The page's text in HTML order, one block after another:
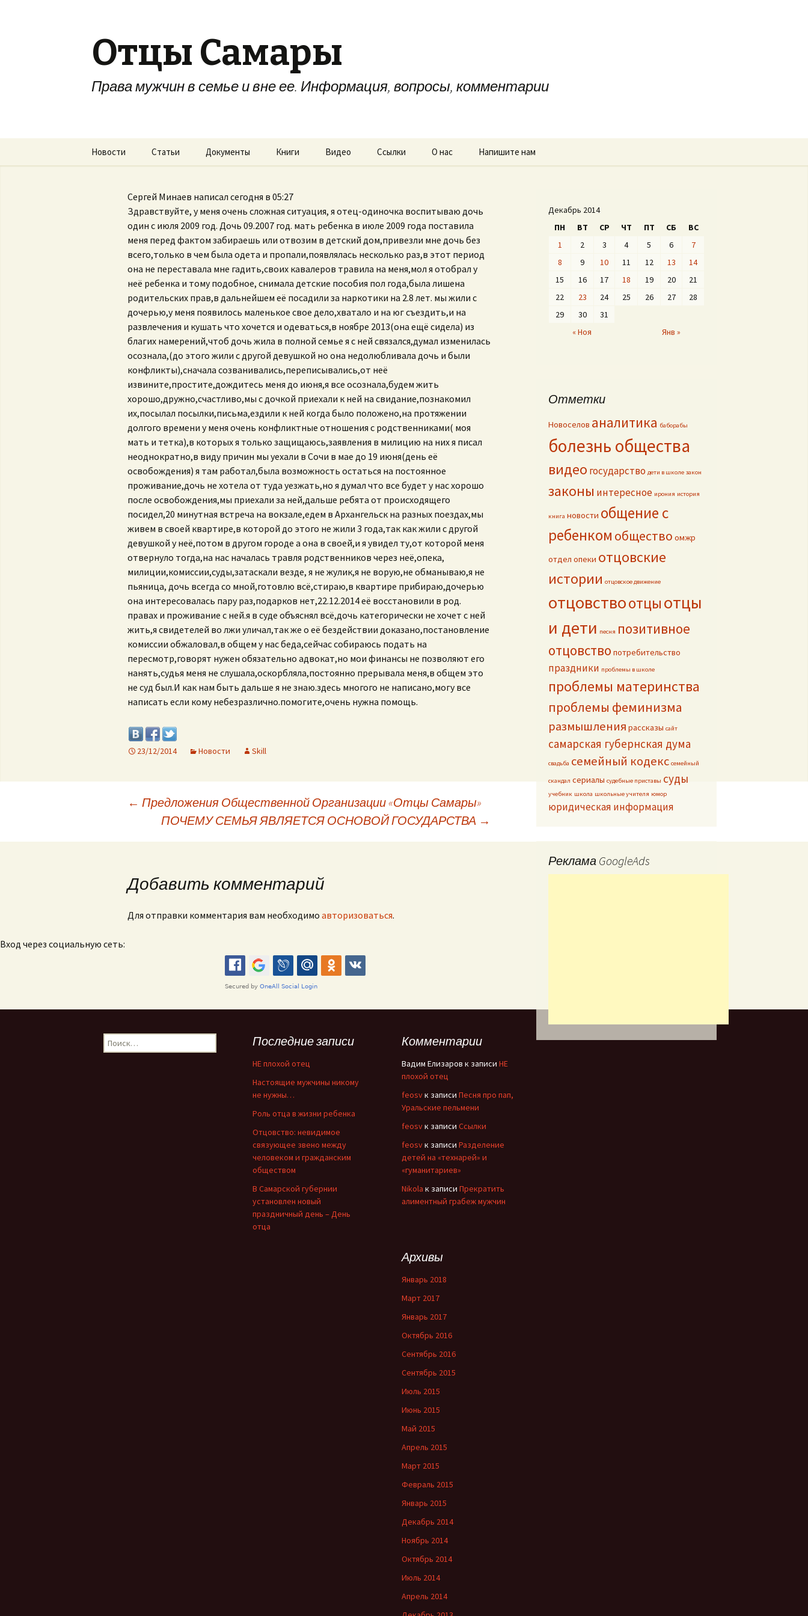
Отцы Самары
Права мужчин в семье и вне ее. Информация, вопросы, комментарии
Перейти к содержимому
Новости Статьи Документы Книги Видео Ссылки О нас Напишите нам
Сергей Минаев написал сегодня в 05:27
Здравствуйте, у меня очень сложная ситуация, я отец-одиночка воспитываю дочь
один с июля 2009 год. Дочь 09.2007 год. мать ребенка в июле 2009 года поставила
меня перед фактом забираешь или отвозим в детский дом,привезли мне дочь без
всего,только в чем была одета и пропали,появлялась несколько раз,в этот период
она не переставала мне гадить,своих кавалеров травила на меня,мол я отобрал у
неё ребенка и тому подобное, снимала детские пособия пол года,была лишена
родительских прав,в дальнейшем её посадили за наркотики на 2.8 лет. мы жили с
дочерью,у меня появилось маленькое свое дело,хватало и на юг съездить,и на
развлечения и кушать что хочется и одеваться,в ноябре 2013(она ещё сидела) из
благих намерений,чтоб дочь жила в полной семье я с ней связался,думал изменилась
осознала,(до этого жили с другой девушкой но она недолюбливала дочь и были
конфликты),сначала созванивались,переписывались,от неё
извините,простите,дождитесь меня до июня,я все осознала,будем жить
хорошо,дружно,счастливо,мы с дочкой приехали к ней на свидание,познакомил
их,посылал посылки,письма,ездили к ней когда было положено,на протяжении
долгого времени у меня очень конфликтные отношения с родственниками( моя
мать и тетка),в которых я только защищаюсь,заявления в милицию на них я писал
неоднократно,в виду причин мы уехали в Сочи в мае до 19 июня(день её
освобождения) я там работал,была возможность остаться на постоянное
проживание,дочь не хотела от туда уезжать,но я думал что все будет у нас хорошо
после освобождения,мы приехали за ней,дальше ребята от происходящего
посидел,20 минутная встреча на вокзале,едем в Архангельск на разных поездах,мы
живем в своей квартире,в которой до этого не жили 3 года,так как жили с другой
девушкой у неё,потом в другом городе а она в своей,и я увидел ту,от которой меня
отвернуло тогда,на нас началась травля родственников через неё,опека,
милиции,комиссии,суды,затаскали везде, я не жулик,я не ворую,не обманываю,я не
пьяница, дочь всегда со мной,готовлю всё,стираю,в квартире прибираю,дочерью
она интересовалась пару раз,подарков нет,22.12.2014 её восстановили в род.
правах и проживание с ней.я в суде объяснял всё,дочь категорически не хочет с ней
жить,я свидетелей во лжи уличал,так же о её бездействии доказано,постановление
комиссии обжаловал,в общем у нас беда,сейчас собираюсь подать на
пересмотр,говорят нужен обязательно адвокат,но мои финансы не позволяют его
нанять,судья меня не слушала,оскорбляла,постоянно прерывала меня,в общем это
не суд был.И как нам быть дальше я не знаю.здесь многого не написано,могу все
написать если кому небезразлично.помогите,очень нужна помощь.
23/12/2014 Новости Skill
Навигация по записям
← Предложения Общественной Организации «Отцы Самары»
ПОЧЕМУ СЕМЬЯ ЯВЛЯЕТСЯ ОСНОВОЙ ГОСУДАРСТВА →
Добавить комментарий
Для отправки комментария вам необходимо авторизоваться.
Вход через социальную сеть:
Декабрь 2014
ПН
ВТ СР ЧТ ПТ СБ ВС
« Ноя Янв »
1 2 3 4 5 6
7
8
9 10 11 12 13
14
15
16 17 18 19 20
21
22
23 24 25 26 27
28
29
30 31
Отметки
Новоселов аналитика баборабы
болезнь общества
видео государство дети в школе закон
законы интересное ирония история
книга новости общение с
ребенком общество омжр
отдел опеки отцовские
истории отцовское движение
отцовствоотцыотцы
и дети песня позитивное
отцовство потребительство
праздники проблемы в школе
проблемы материнства
проблемы феминизма
размышления рассказы сайт
самарская губернская дума
свадьба семейный кодекс семейный
скандал сериалы судебные приставы суды
учебник школа школьные учителя юмор
юридическая информация
Реклама GoogleAds
Найти: Последние записи
НЕ плохой отец
Настоящие мужчины никому
не нужны…
Роль отца в жизни ребенка
Отцовство: невидимое
связующее звено между
человеком и гражданским
обществом
В Самарской губернии
установлен новый
праздничный день – День
отца
Комментарии
Вадим Елизаров к записи НЕ
плохой отец
feosvк записи Песня про пап,
Уральские пельмени
feosvк записи Ссылки
feosvк записи Разделение
детей на «технарей» и
«гуманитариев»
Nikola к записи Прекратить
алиментный грабеж мужчин
Архивы
Январь 2018
Март 2017
Январь 2017
Октябрь 2016
Сентябрь 2016
Сентябрь 2015
Июль 2015
Июнь 2015
Май 2015
Апрель 2015
Март 2015
Февраль 2015
Январь 2015
Декабрь 2014
Ноябрь 2014
Октябрь 2014
Июль 2014
Апрель 2014